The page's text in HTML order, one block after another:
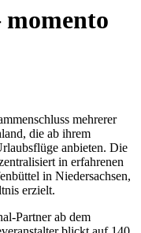
momento
mehrerer
die ab ihrem
anbieten. Die
in erfahrenen
in Niedersachsen,
erzielt.
Partner ab dem